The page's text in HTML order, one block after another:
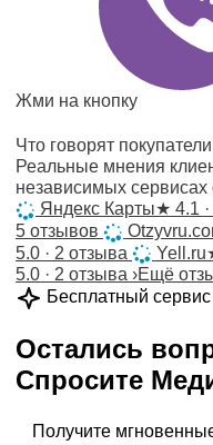
Жми на кнопку
Что говорят
Реальные мнения
независимых сервисах
Яндекс Карты★ 4.1
5 отзывов
5.0 · 2 отзыва
Yell.ru
5.0 · 2 отзыва ›Ещё
Бесплатный сервис
Остались
Спросите
Получите